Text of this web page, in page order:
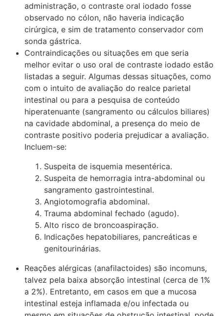
administração, o contraste oral iodado fosse
observado no cólon, não haveria indicação
cirúrgica, e sim de tratamento conservador com
sonda gástrica.
Contraindicações ou situações em que seria
melhor evitar o uso oral de contraste iodado estão
listadas a seguir. Algumas dessas situações, como
com o intuito de avaliação do realce parietal
intestinal ou para a pesquisa de conteúdo
hiperatenuante (sangramento ou cálculos biliares)
na cavidade abdominal, a presença do meio de
contraste positivo poderia prejudicar a avaliação.
Incluem-se:
Suspeita de isquemia mesentérica.
Suspeita de hemorragia intra-abdominal ou
sangramento gastrointestinal.
Angiotomografia abdominal.
Trauma abdominal fechado (agudo).
Alto risco de broncoaspiração.
Indicações hepatobiliares, pancreáticas e
genitourinárias.
Reações alérgicas (anafilactoides) são incomuns,
talvez pela baixa absorção intestinal (cerca de 1%
a 2%). Entretanto, em casos em que a mucosa
intestinal esteja inflamada e/ou infectada ou